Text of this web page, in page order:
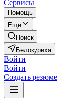
Сервисы
Помощь
Ещё
Поиск
Белокуриха
Войти
Войти
Создать резюме